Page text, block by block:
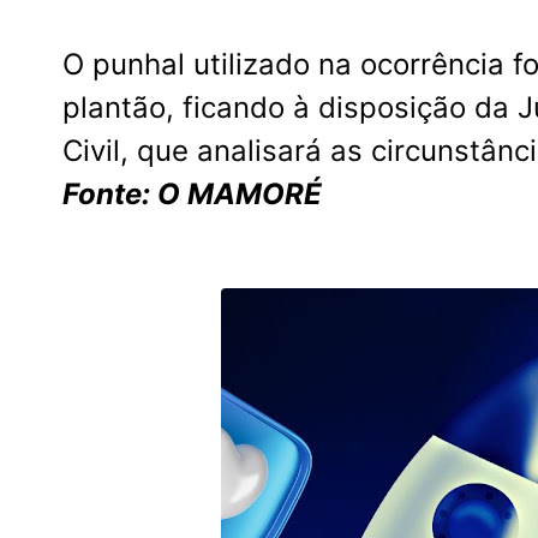
O punhal utilizado na ocorrência
plantão, ficando à disposição da
Civil, que analisará as
Fonte: O MAMORÉ